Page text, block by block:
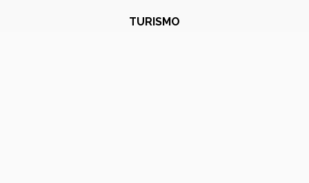
TURISMO